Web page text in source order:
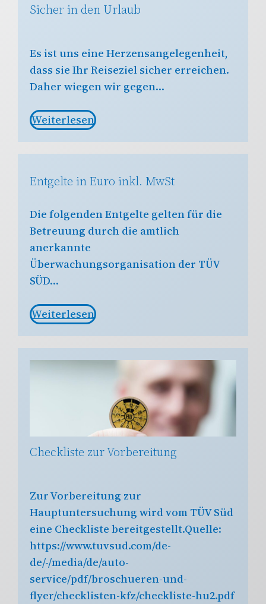
Sicher in den Urlaub
Es ist uns eine Herzensangelegenheit,
dass sie Ihr Reiseziel sicher erreichen.
Daher wiegen wir gegen…
Weiterlesen
Entgelte in Euro inkl. MwSt
Die folgenden Entgelte gelten für die
Betreuung durch die amtlich
anerkannte
Überwachungsorganisation der TÜV
SÜD…
Weiterlesen
Checkliste zur Vorbereitung
Zur Vorbereitung zur
Hauptuntersuchung wird vom TÜV Süd
eine Checkliste bereitgestellt.Quelle:
https://www.tuvsud.com/de-
de/-/media/de/auto-
service/pdf/broschueren-und-
flyer/checklisten-kfz/checkliste-hu2.pdf